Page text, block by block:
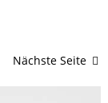
Nächste Seite